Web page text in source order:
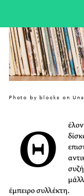
Photo by blocks on
Θ
έμπειρο συλλέκτη.